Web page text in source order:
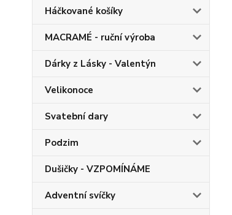
Háčkované košíky
MACRAMÉ - ruční výroba
Dárky z Lásky - Valentýn
Velikonoce
Svatební dary
Podzim
Dušičky - VZPOMÍNÁME
Adventní svíčky